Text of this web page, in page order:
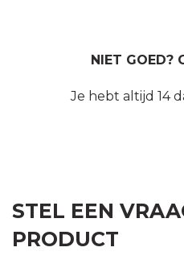
NIET GOED?
Je hebt altijd 14
STEL EEN
PRODUCT